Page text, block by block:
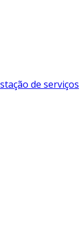
de serviços